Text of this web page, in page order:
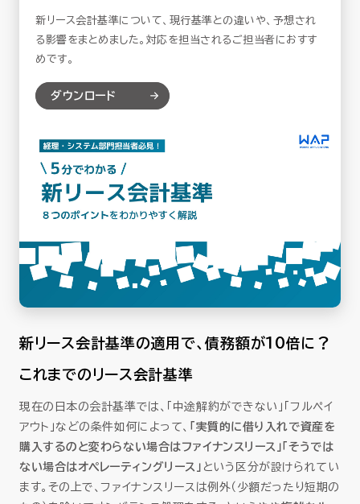
新リース会計基準について、現行基準との違いや、予想され
る影響をまとめました。対応を担当されるご担当者におすす
めです。
ダウンロード
新リース会計基準の適用で、債務額が10倍に？
これまでのリース会計基準
現在の日本の会計基準では、「中途解約ができない」「フルペイ
アウト」などの条件如何によって、 「実質的に借り入れで資産を
購入するのと変わらない場合はファイナンスリース」「そうでは
ない場合はオペレーティングリース」 という区分が設けられてい
ます。その上で、ファイナンスリースは例外（少額だったり短期の